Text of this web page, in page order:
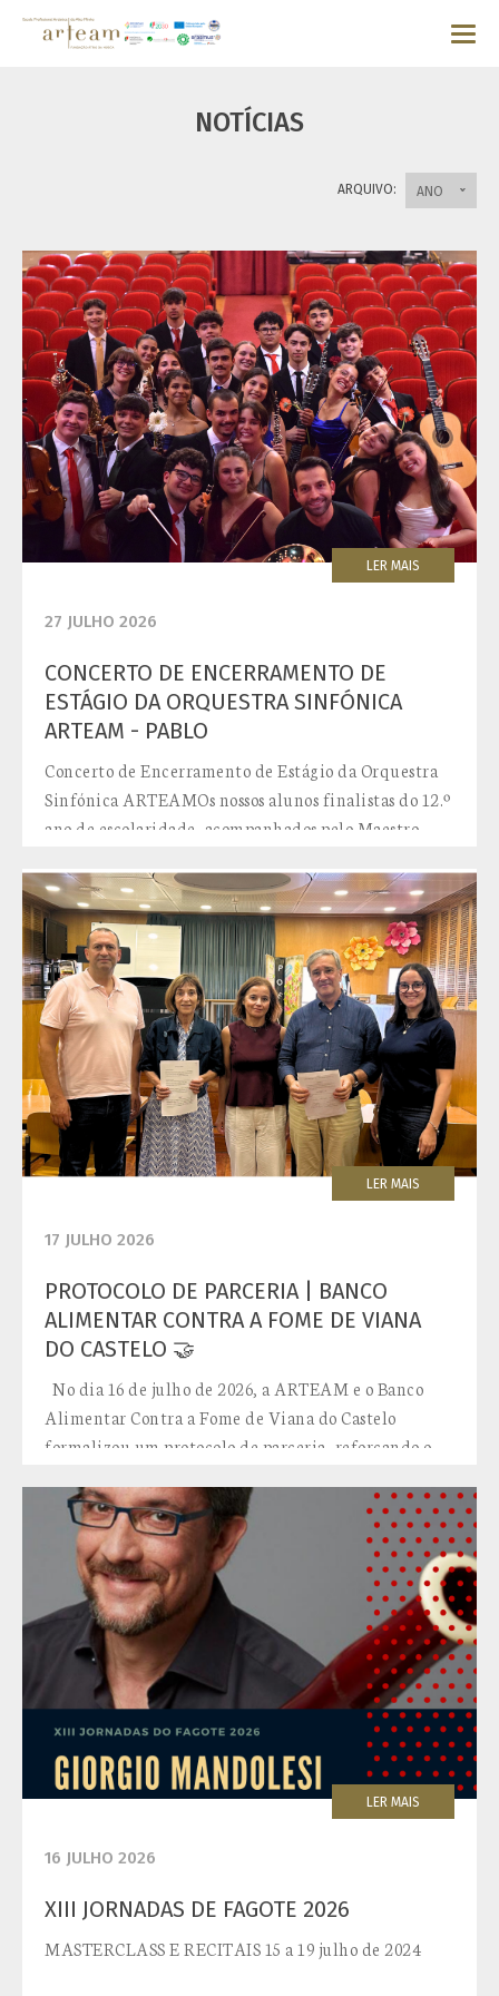
NOTÍCIAS
ARQUIVO: ANO
LER MAIS
27 JULHO 2026
CONCERTO DE ENCERRAMENTO DE
ESTÁGIO DA ORQUESTRA SINFÓNICA
ARTEAM - PABLO
Concerto de Encerramento de Estágio da Orquestra
Sinfónica ARTEAMOs nossos alunos finalistas do 12.º
ano de escolaridade, acompanhados pelo Maestro
LER MAIS
17 JULHO 2026
PROTOCOLO DE PARCERIA | BANCO
ALIMENTAR CONTRA A FOME DE VIANA
DO CASTELO 🤝
No dia 16 de julho de 2026, a ARTEAM e o Banco
Alimentar Contra a Fome de Viana do Castelo
formalizou um protocolo de parceria, reforçando o
LER MAIS
16 JULHO 2026
XIII JORNADAS DE FAGOTE 2026
MASTERCLASS E RECITAIS 15 a 19 julho de 2024